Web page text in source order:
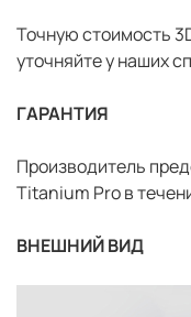
Точную стоимость
уточняйте у наших
ГАРАНТИЯ
Производитель
Titanium Pro в
ВНЕШНИЙ ВИД